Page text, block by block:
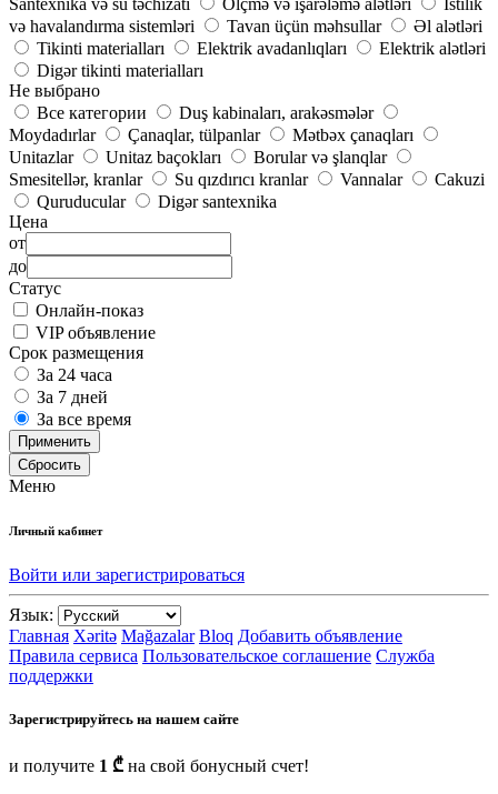
və havalandırma sistemləri
Tavan üçün məhsullar
Əl alətləri
Tikinti materialları
Elektrik avadanlıqları
Elektrik alətləri
Digər tikinti materialları
Не выбрано
Все категории
Duş kabinaları, arakəsmələr
Moydadırlar
Çanaqlar, tülpanlar
Mətbəx çanaqları
Unitazlar
Unitaz baçokları
Borular və şlanqlar
Smesitellər, kranlar
Su qızdırıcı kranlar Vannalar
Cakuzi
Quruducular
Digər santexnika
Цена
от
до
Статус
Онлайн-показ
VIP объявление
Срок размещения
За 24 часа
За 7 дней
За все время
Применить
Сбросить
Меню
Личный кабинет
Войти или зарегистрироваться
Язык:
Главная Xəritə Mağazalar Bloq Добавить объявление
Правила сервиса Пользовательское соглашение Служба
поддержки
Зарегистрируйтесь на нашем сайте
и получите 1 ₾ на свой бонусный счет!